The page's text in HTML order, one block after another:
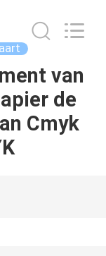
van
de
Cmyk